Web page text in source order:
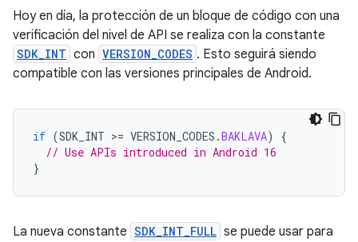
Hoy en día, la protección de un bloque de código con una
verificación del nivel de API se realiza con la constante
SDK_INT con VERSION_CODES . Esto seguirá siendo
compatible con las versiones principales de Android.
if (SDK_INT >= VERSION_CODES .BAKLAVA)
{
// Use APIs introduced in Android 16
}
La nueva constante SDK_INT_FULL se puede usar para